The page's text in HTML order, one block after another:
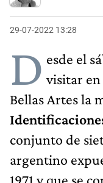
29-07-2022 13:28
D esde el
visitar en
Bellas Artes la
conjunto de
argentino
1971 y que se